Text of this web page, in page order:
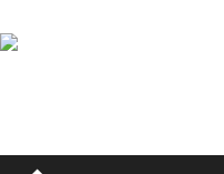
SOBRE NOSOTROS